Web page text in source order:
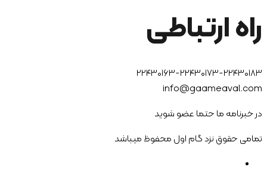
راه ارتباطی
۲۲۴۳۰۱۶۳-۲۲۴۳۰۱۷۳-۲۲۴۳۰۱۸۳
info@gaameaval.com
در خبرنامه ما حتما عضو شوید
تمامی حقوق نزد گام اول محفوظ میباشد